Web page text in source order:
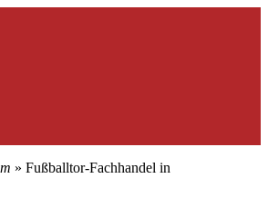
» Fußballtor-Fachhandel in